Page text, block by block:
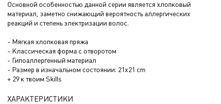
Основной особенностью данной серии является хлопковый
материал, заметно снижающий вероятность аллергических
реакций и степень электризации волос.
- Мягкая хлопковая пряжа
- Классическая форма с отворотом
- Гипоаллергенный материал
- Размер в изначальном состоянии: 21x21 cm
+ 29 к твоим Skills
ХАРАКТЕРИСТИКИ